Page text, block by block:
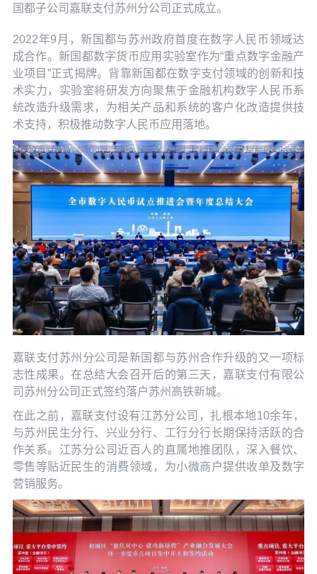
国都子公司嘉联支付苏州分公司正式成立。
2022年9月，新国都与苏州政府首度在数字人民币领域达
成合作。新国都数字货币应用实验室作为“重点数字金融产
业项目”正式揭牌。背靠新国都在数字支付领域的创新和技
术实力，实验室将研发方向聚焦于金融机构数字人民币系
统改造升级需求，为相关产品和系统的客户化改造提供技
术支持，积极推动数字人民币应用落地。
嘉联支付苏州分公司是新国都与苏州合作升级的又一项标
志性成果。在总结大会召开后的第三天，嘉联支付有限公
司苏州分公司正式签约落户苏州高铁新城。
在此之前，嘉联支付设有江苏分公司，扎根本地10余年，
与苏州民生分行、兴业分行、工行分行长期保持活跃的合
作关系。江苏分公司近百人的直属地推团队，深入餐饮、
零售等贴近民生的消费领域，为小微商户提供收单及数字
营销服务。